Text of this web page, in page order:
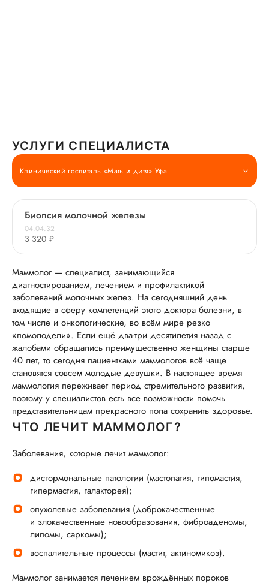
УСЛУГИ СПЕЦИАЛИСТА
Клинический госпиталь «Мать и дитя» Уфа
Биопсия молочной железы
04.04.32
3 320 ₽
Маммолог — специалист, занимающийся
диагностированием, лечением и профилактикой
заболеваний молочных желез. На сегодняшний день
входящие в сферу компетенций этого доктора болезни, в
том числе и онкологические, во всём мире резко
«помолодели». Если ещё два-три десятилетия назад с
жалобами обращались преимущественно женщины старше
40 лет, то сегодня пациентками маммологов всё чаще
становятся совсем молодые девушки. В настоящее время
маммология переживает период стремительного развития,
поэтому у специалистов есть все возможности помочь
представительницам прекрасного пола сохранить здоровье.
ЧТО ЛЕЧИТ МАММОЛОГ?
Заболевания, которые лечит маммолог:
дисгормональные патологии (мастопатия, гипомастия,
гипермастия, галакторея);
опухолевые заболевания (доброкачественные
и злокачественные новообразования, фиброаденомы,
липомы, саркомы);
воспалительные процессы (мастит, актиномикоз).
Маммолог занимается лечением врождённых пороков